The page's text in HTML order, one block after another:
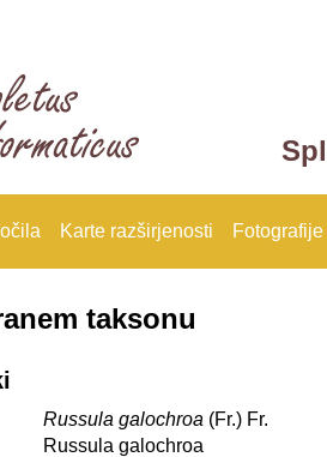
Karte razširjenosti Fotografije
taksonu
Russula galochroa (Fr.) Fr.
Russula galochroa